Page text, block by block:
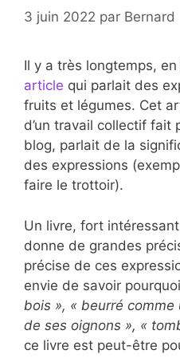
3 juin 2022 par Bernard
Il y a très longtemps, en
article qui parlait des
fruits et légumes. Cet
d’un travail collectif fait
blog, parlait de la
des expressions
faire le trottoir).
Un livre, fort intéressant
donne de grandes
précise de ces
envie de savoir
bois », « beurré comme
de ses oignons », «
ce livre est peut-être